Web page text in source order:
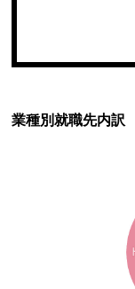
業種別就職先内訳